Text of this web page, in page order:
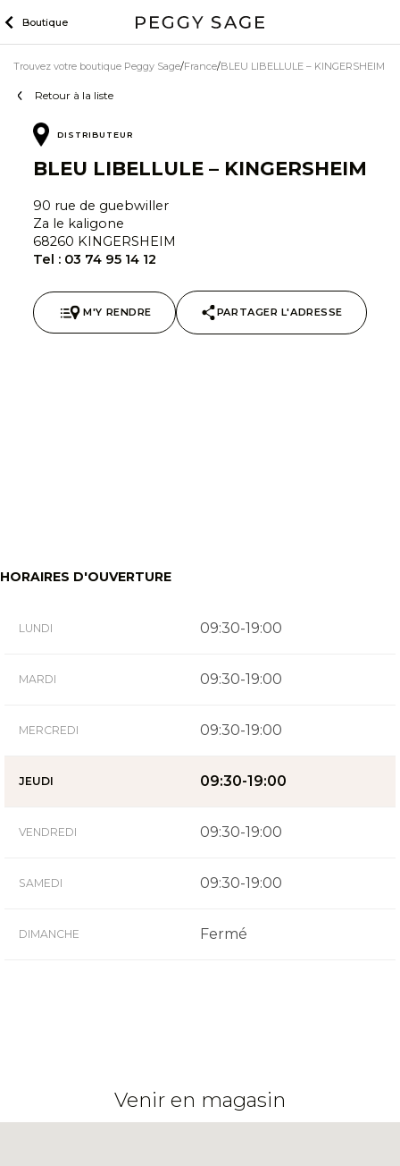
to
Boutique
Retour à la liste
Trouvez votre boutique Peggy Sage France BLEU LIBELLULE – KINGERSHEIM
DISTRIBUTEUR
BLEU LIBELLULE – KINGERSHEIM
90 rue de guebwiller
Za le kaligone
68260 KINGERSHEIM
Tel : 03 74 95 14 12
M'Y RENDRE PARTAGER L'ADRESSE
HORAIRES D'OUVERTURE
LUNDI 09:30-19:00
MARDI 09:30-19:00
MERCREDI 09:30-19:00
JEUDI 09:30-19:00
VENDREDI 09:30-19:00
SAMEDI 09:30-19:00
DIMANCHE Fermé
Venir en magasin